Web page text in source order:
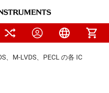
、M-LVDS、PECL の各 IC